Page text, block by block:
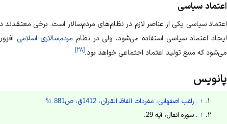
اعتماد سیاسی
اعتماد سیاسی یکی از عناصر لازم در نظام‌های مردم‌سالار است. برخی
ایجاد اعتماد سیاسی استفاده می‌شود، ولی در نظام مردم‌سالاری اسلامی
می‌شود که منبع تولید اعتماد اجتماعی خواهد بود. [۲۸]
پانویس
↑
. راغب اصفهانی، مفردات الفاظ القرآن، 1412ق، ص881.
↑ . سوره انفال، آیه 29.